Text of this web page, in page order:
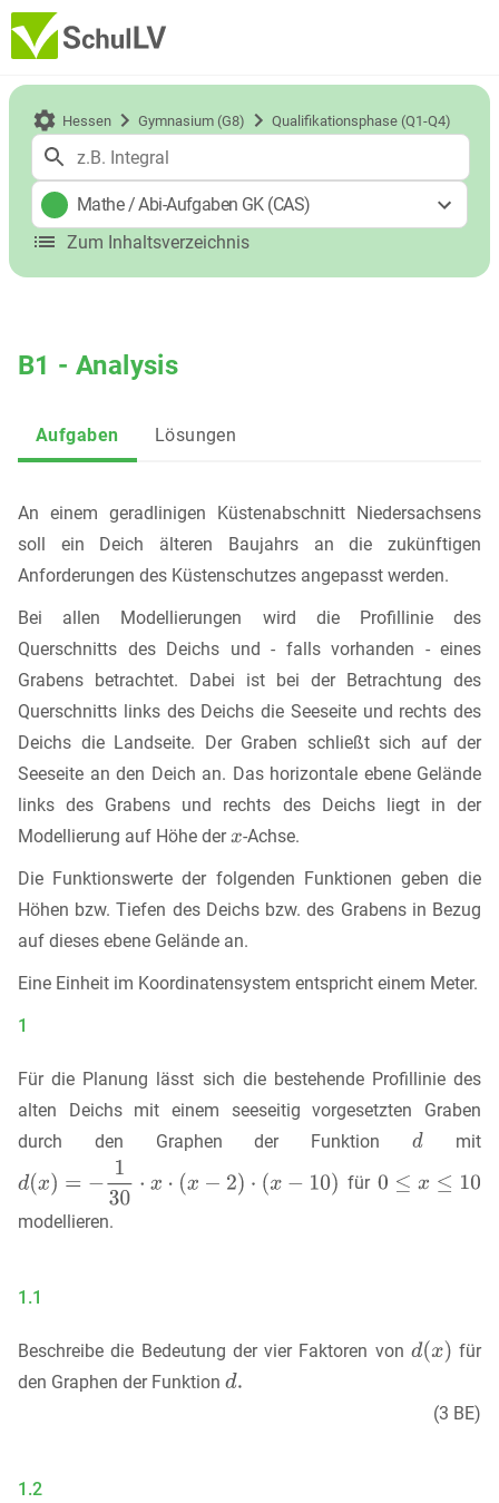
Hessen Gymnasium (G8) Qualifikationsphase (Q1-Q4)
Mathe/Abi-Aufgaben GK (CAS)
Zum Inhaltsverzeichnis
B1 - Analysis
Aufgaben Lösungen
An einem geradlinigen Küstenabschnitt Niedersachsens
soll ein Deich älteren Baujahrs an die zukünftigen
Anforderungen des Küstenschutzes angepasst werden.
Bei allen Modellierungen wird die Profillinie des
Querschnitts des Deichs und - falls vorhanden - eines
Grabens betrachtet. Dabei ist bei der Betrachtung des
Querschnitts links des Deichs die Seeseite und rechts des
Deichs die Landseite. Der Graben schließt sich auf der
Seeseite an den Deich an. Das horizontale ebene Gelände
links des Grabens und rechts des Deichs liegt in der
Modellierung auf Höhe der
-Achse.
Die Funktionswerte der folgenden Funktionen geben die
Höhen bzw. Tiefen des Deichs bzw. des Grabens in Bezug
auf dieses ebene Gelände an.
Eine Einheit im Koordinatensystem entspricht einem Meter.
1
Für die Planung lässt sich die bestehende Profillinie des
alten Deichs mit einem seeseitig vorgesetzten Graben
durch den Graphen der Funktion
mit
für
modellieren.
1.1
Beschreibe die Bedeutung der vier Faktoren von
für
den Graphen der Funktion
(3 BE)
1.2